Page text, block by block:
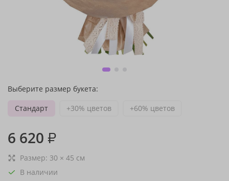
Выберите размер букета:
Стандарт
+30% цветов +60% цветов
6 620 ₽
Размер: 30 × 45 см
В наличии